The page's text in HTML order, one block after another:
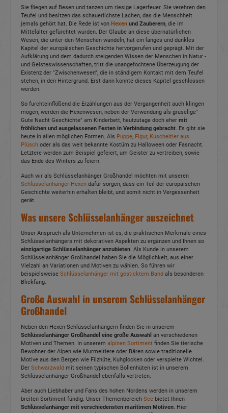
Sie fliegen auf Besen und tanzen um riesige Lagerfeuer. Sie verehren den
Teufel und besitzen das schauerlichste Lachen, das die Menschheit
jemals gehört hat. Die Rede ist von Hexen und Zauberern, die im
Mittelalter gefürchtet wurden. Der Glaube an diese übernatürlichen
Wesen, die unter den Menschen wandeln, hat ein langes und dunkles
Kapitel der europäischen Geschichte hervorgerufen und geprägt. Mit der
Aufklärung und dem dadurch steigenden Wissen der Menschen in Natur -
und Geisteswissenschaften, tritt die unangefochtene Überzeugung der
Existenz der "Zwischenwesen", die in ständigem Kontakt mit dem Teufel
stehen, in den Hintergrund. Erst dann konnte dieses Kapitel geschlossen
werden.
So furchteinflößend die Erzählungen aus der Vergangenheit auch klingen
mögen, werden die Hexenwesen, neben der Verwendung als gruselige"
Gute Nacht Geschichte" am Kinderbett, heutzutage doch eher mit
fröhlichen und ausgelassenen Festen in Verbindung gebracht. Es gibt sie
heute in allen möglichen Formen. Als Puppe, Figur, Kuscheltier aus
Plüsch oder als das weit bekannte Kostüm zu Halloween oder Fasnacht.
Letztere werden zum Beispiel gefeiert, um Geister zu vertreiben, sowie
das Ende des Winters zu feiern.
Auch wir als Schlüsselanhänger Großhandel möchten mit unseren
Schlüsselanhänger-Hexen dafür sorgen, dass ein Teil der europäischen
Geschichte weiterhin erhalten bleibt, und somit nicht in Vergessenheit
gerät.
Was unsere Schlüsselanhänger auszeichnet
Unser Anspruch als Unternehmen ist es, die praktischen Merkmale eines
Schlüsselanhängers mit dekorativen Aspekten zu ergänzen und Ihnen so
einzigartige Schlüsselanhänger anzubieten. Als Kunde in unserem
Schlüsselanhänger Großhandel haben Sie die Möglichkeit, aus einer
Vielzahl an Variationen und Motiven zu wählen. So führen wir
beispielsweise Schlüsselanhänger mit gesticktem Band als besonderen
Blickfang.
Große Auswahl in unserem Schlüsselanhänger
Großhandel
Neben den Hexen-Schlüsselanhängern finden Sie in unserem
Schlüsselanhänger Großhandel eine große Auswahl an verschiedenen
Motiven und Themen. In unserem alpinen Sortiment finden Sie tierische
Bewohner der Alpen wie Murmeltiere oder Bären sowie traditionelle
Motive aus den Bergen wie Filzhüte, Kuhglocken oder verspielte Wichtel.
Der Schwarzwald mit seinen typischen Bollenhüten ist in unserem
Schlüsselanhänger Großhandel ebenfalls vertreten.
Aber auch Liebhaber und Fans des hohen Nordens werden in unserem
breiten Sortiment fündig. Unser Themenbereich See bietet Ihnen
Schlüsselanhänger mit verschiedensten maritimen Motiven. Hier